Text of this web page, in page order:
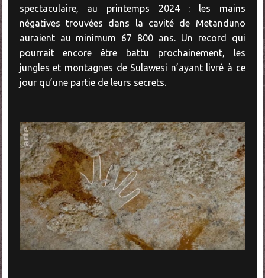
spectaculaire, au printemps 2024 : les mains
négatives trouvées dans la cavité de Metanduno
auraient au minimum 67 800 ans. Un record qui
pourrait encore être battu prochainement, les
jungles et montagnes de Sulawesi n’ayant livré à ce
jour qu’une partie de leurs secrets.